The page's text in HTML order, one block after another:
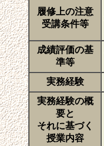
履修上の注意
受講条件等
成績評価の基
準等
実務経験
実務経験の概
要と
それに基づく
授業内容